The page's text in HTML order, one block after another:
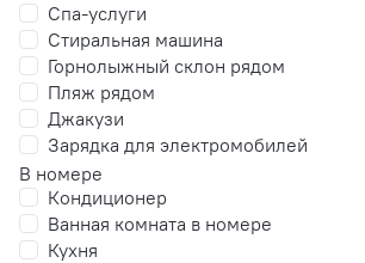
Спа-услуги
Стиральная машина
Горнолыжный склон рядом
Пляж рядом
Джакузи
Зарядка для электромобилей
В номере
Кондиционер
Ванная комната в номере
Кухня